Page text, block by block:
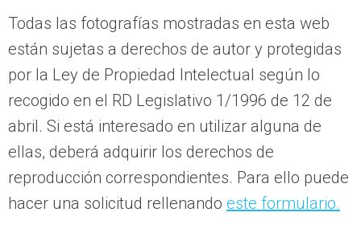
Todas las fotografías mostradas en esta web
están sujetas a derechos de autor y protegidas
por la Ley de Propiedad Intelectual según lo
recogido en el RD Legislativo 1/1996 de 12 de
abril. Si está interesado en utilizar alguna de
ellas, deberá adquirir los derechos de
reproducción correspondientes. Para ello puede
hacer una solicitud rellenando este formulario.